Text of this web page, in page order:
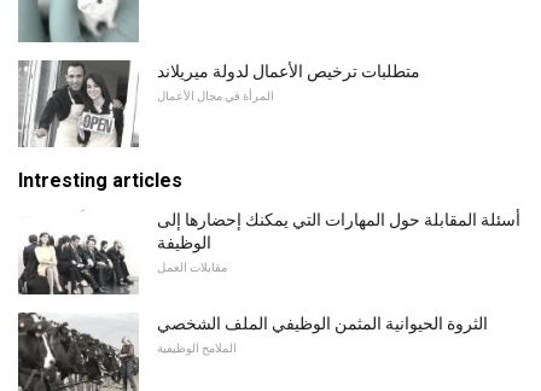
متطلبات ترخيص الأعمال لدولة ميريلاند
المرأة في مجال الأعمال
Intresting articles
أسئلة المقابلة حول المهارات التي يمكنك إحضارها إلى
الوظيفة
مقابلات العمل
الثروة الحيوانية المثمن الوظيفي الملف الشخصي
الملامح الوظيفية